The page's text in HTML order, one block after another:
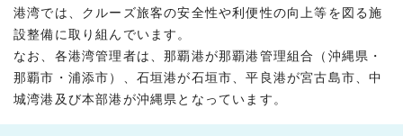
港湾では、クルーズ旅客の安全性や利便性の向上等を図る施
設整備に取り組んでいます。
なお、各港湾管理者は、那覇港が那覇港管理組合（沖縄県・
那覇市・浦添市）、石垣港が石垣市、平良港が宮古島市、中
城湾港及び本部港が沖縄県となっています。